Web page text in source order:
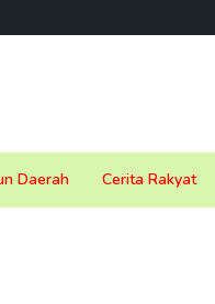
Daerah Cerita Rakyat